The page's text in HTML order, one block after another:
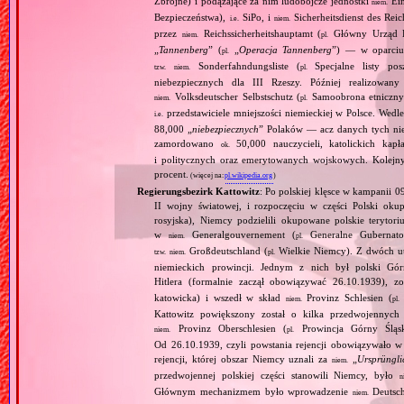
niem.
Bezpieczeństwa),
i.e. SiPo, i niem.
Sicherheitsdienst des
przezniem. Reichssicherheitshauptamt (pl.
Główny Urząd
„Tannenberg” (pl. Operacja Tannenberg”) — w oparciu
tzw. niem. Sonderfahndungsliste (pl.
Specjalne listy
niebezpiecznych dla III Rzeszy. Później
niem. Volksdeutscher Selbstschutz (pl. Samoobrona
i.e.
przedstawiciele mniejszości niemieckiej w Polsce.
88,000 „niebezpiecznych” Polaków — acz danych tych
zamordowano
ok.
50,000 nauczycieli, katolickich
i politycznych oraz emerytowanych wojskowych.
procent. (więcej na:pl.wikipedia.org)
Regierungsbezirk Kattowitz: Po polskiej klęsce w kampanii
II wojny światowej, i rozpoczęciu w części Polski
rosyjska), Niemcy podzielili okupowane polskie
wniem. Generalgouvernement (pl.Generalne
tzw. niem. Großdeutschland (pl.
Wielkie Niemcy). Z dwóch
niemieckich prowincji. Jednym z nich był polski
Hitlera (formalnie zaczął obowiązywać 26.10.1939),
katowicka) i wszedł w skład
niem. Provinz Schlesien (pl.
Kattowitz powiększony został o kilka
niem. Provinz Oberschlesien (pl.
Prowincja Górny
Od 26.10.1939, czyli powstania rejencji obowiązywało
rejencji, której obszar Niemcy uznali za niem.
przedwojennej polskiej części stanowili Niemcy, było
Głównym mechanizmem było wprowadzenie niem.